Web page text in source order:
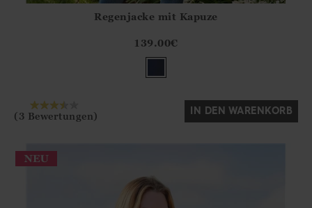
?? ""
Nein
Regenjacke mit Kapuze
139.00€
(3 Bewertungen) IN DEN WARENKORB